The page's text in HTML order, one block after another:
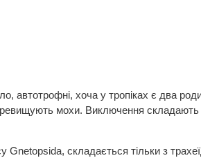
автотрофні, хоча у тропіках є два
мохи. Виключення
Gnetopsida, складається тільки з